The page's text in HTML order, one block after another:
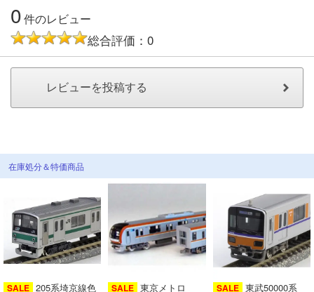
ログイン/マイページ
お気に入りリスト
新規会員登録
会社概要
レビューについて
© 2026 Mid Japan, Inc.
0件のレビュー
総合評価：0
在庫処分＆特価商品
SALE 205系埼京線色
SALE 東京メトロ
SALE 東武50000系